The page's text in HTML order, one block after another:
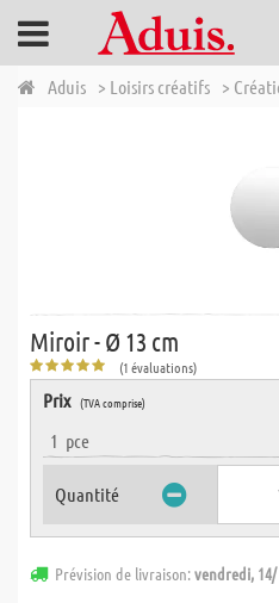
Aduis > Loisirs créatifs >
Miroir - Ø 13 cm
(1 évaluations)
Prix (TVA comprise)
1 pce
Quantité
Prévision de livraison:vendredi,